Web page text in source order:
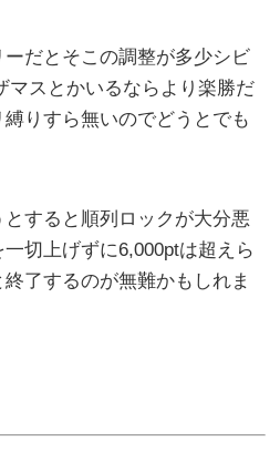
だとそこの調整が多少シビ
マスとかいるならより楽勝だ
りすら無いのでどうとでも
すると順列ロックが大分悪
切上げずに6,000ptは超えら
了するのが無難かもしれま